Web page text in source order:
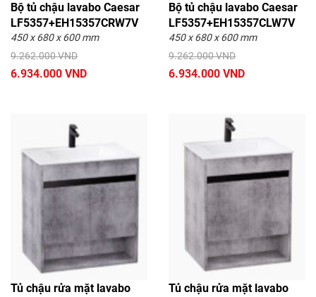
Bộ tủ chậu lavabo Caesar
LF5357+EH15357CRW7V
450 x 680 x 600 mm
9.262.000 VND
6.934.000 VND
Bộ tủ chậu lavabo Caesar
LF5357+EH15357CLW7V
450 x 680 x 600 mm
9.262.000 VND
6.934.000 VND
Tủ chậu rửa mặt lavabo
Tủ chậu rửa mặt lavabo